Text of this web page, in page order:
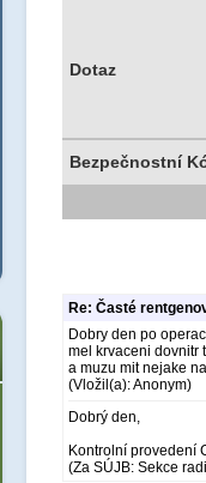
Dotaz
Bezpečnostní
Re: Časté
Dobry den po
mel krvaceni dovnitr
a muzu mit nejake
(Vložil(a): Anonym)
Dobrý den,
Kontrolní provedení
(Za SÚJB: Sekce